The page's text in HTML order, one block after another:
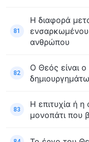
81
Η διαφορά
ανθρώπου
82
Ο Θεός είναι
83
Η επιτυχία ή η
μονοπάτι που